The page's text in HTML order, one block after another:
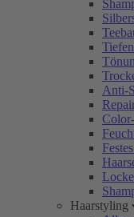
Anti-
Haarstyling